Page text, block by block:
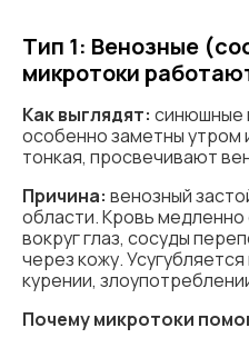
Тип 1: Венозные
микротоки
Как выглядят: синюшные
особенно заметны утром
тонкая, просвечивают
Причина: венозный
области. Кровь медленно
вокруг глаз, сосуды
через кожу.
курении,
Почему микротоки